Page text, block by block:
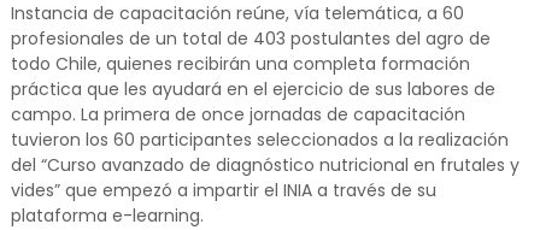
Instancia de capacitación reúne, vía telemática, a 60
profesionales de un total de 403 postulantes del agro de
todo Chile, quienes recibirán una completa formación
práctica que les ayudará en el ejercicio de sus labores de
campo. La primera de once jornadas de capacitación
tuvieron los 60 participantes seleccionados a la realización
del “Curso avanzado de diagnóstico nutricional en frutales y
vides” que empezó a impartir el INIA a través de su
plataforma e-learning.